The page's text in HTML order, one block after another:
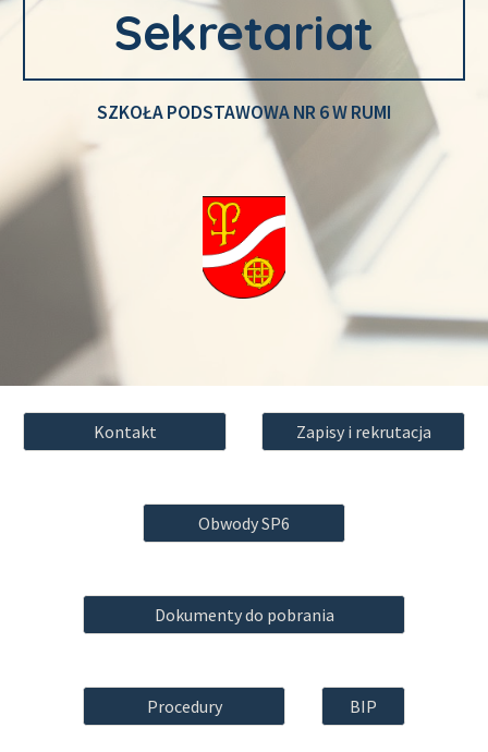
Sekretariat
SZKOŁA PODSTAWOWA NR 6 W RUMI
Kontakt Zapisy i rekrutacja
Obwody SP6
Dokumenty do pobrania
Procedury BIP